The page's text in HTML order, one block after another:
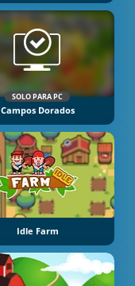
SOLO PARA PC
Campos Dorados
Idle Farm